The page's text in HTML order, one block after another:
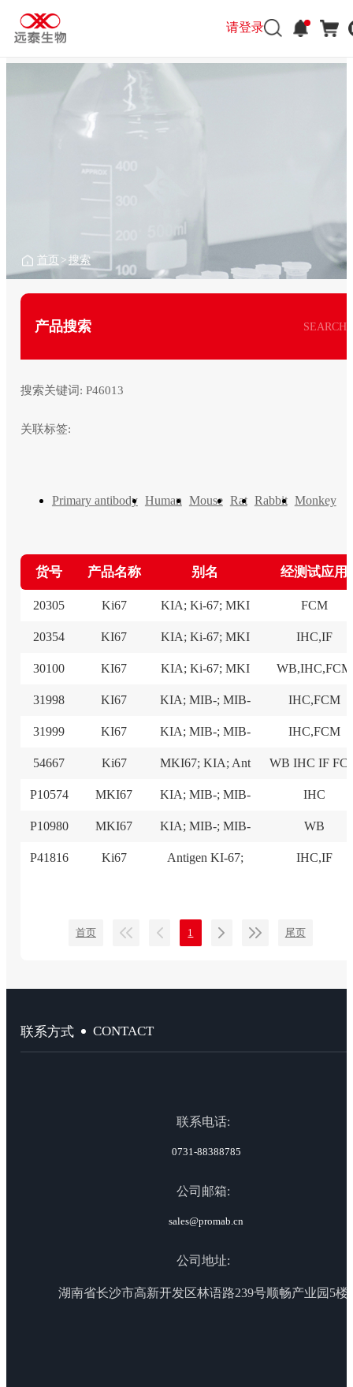
请登录
产品搜索 SEARCH
首页 > 搜索
搜索关键词: P46013
关联标签:
Primary antibody Human Mouse Rat Rabbit Monkey
货号 产品名称 别名 经测试应用
20305 Ki67 KIA; Ki-67; MKI FCM
20354 KI67 KIA; Ki-67; MKI IHC,IF
30100 KI67 KIA; Ki-67; MKI WB,IHC,FCM
31998 KI67 KIA; MIB-; MIB- IHC,FCM
31999 KI67 KIA; MIB-; MIB- IHC,FCM
54667 Ki67 MKI67; KIA; Ant WB IHC IF
P10574 MKI67 KIA; MIB-; MIB- IHC
P10980 MKI67 KIA; MIB-; MIB- WB
P41816 Ki67 Antigen KI-67; IHC,IF
首页 1 尾页
联系方式 CONTACT
联系电话:
0731-88388785
公司邮箱:
sales@promab.cn
公司地址:
湖南省长沙市高新开发区林语路239号顺畅产业园5楼